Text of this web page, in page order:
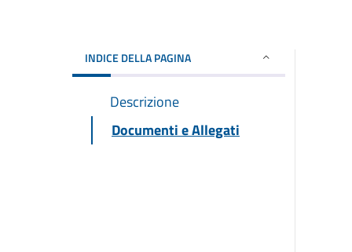
INDICE DELLA PAGINA
Descrizione
Documenti e Allegati